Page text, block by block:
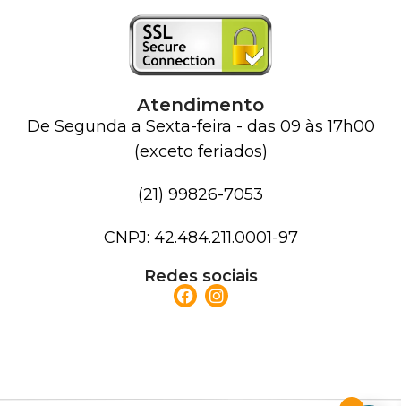
Atendimento
De Segunda a Sexta-feira - das 09 às 17h00
(exceto feriados)
(21) 99826-7053
CNPJ: 42.484.211.0001-97
Redes sociais